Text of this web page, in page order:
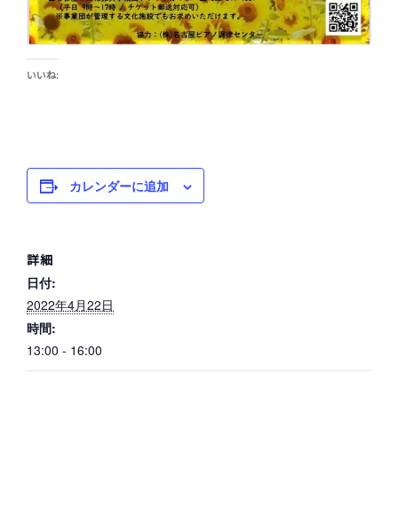
いいね:
カレンダーに追加
詳細
日付:
2022年4月22日
時間:
13:00 - 16:00